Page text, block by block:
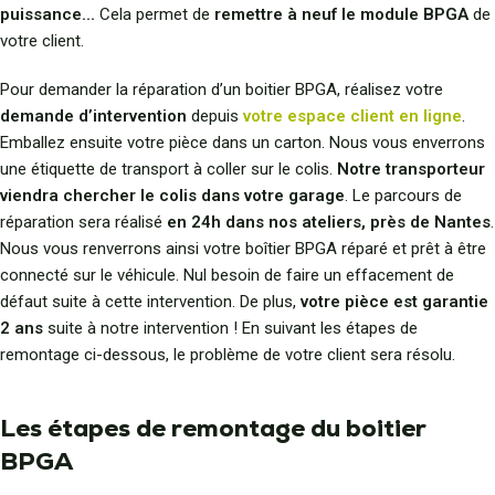
puissance... Cela permet de remettre à neuf le module BPGAde
votre client.
Pour demander la réparation d’un boitier BPGA, réalisez votre
demande d’intervention depuisvotre espace client en ligne.
Emballez ensuite votre pièce dans un carton. Nous vous enverrons
une étiquette de transport à coller sur le colis. Notre transporteur
viendra chercher le colis dans votre garage. Le parcours de
réparation sera réalisé en 24h dans nos ateliers, près de Nantes.
Nous vous renverrons ainsi votre boîtier BPGA réparé et prêt à être
connecté sur le véhicule. Nul besoin de faire un effacement de
défaut suite à cette intervention. De plus,votre pièce est garantie
2 ans suite à notre intervention ! En suivant les étapes de
remontage ci-dessous, le problème de votre client sera résolu.
Les étapes de remontage du boitier
BPGA